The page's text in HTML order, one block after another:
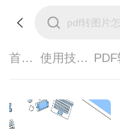
首页> 使用技巧>